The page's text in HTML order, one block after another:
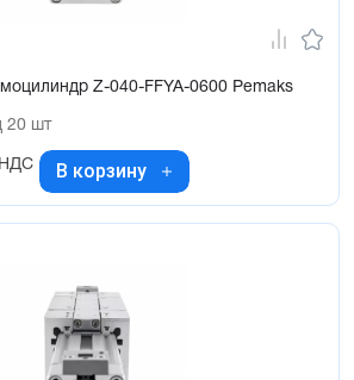
Z-040-FFYA-0600 Pemaks
20 шт
В корзину